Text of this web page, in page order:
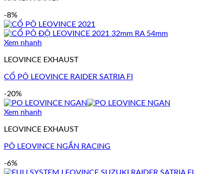
-8%
Xem nhanh
LEOVINCE EXHAUST
CỔ PÔ LEOVINCE RAIDER SATRIA FI
-20%
Xem nhanh
LEOVINCE EXHAUST
PÔ LEOVINCE NGẮN RACING
-6%